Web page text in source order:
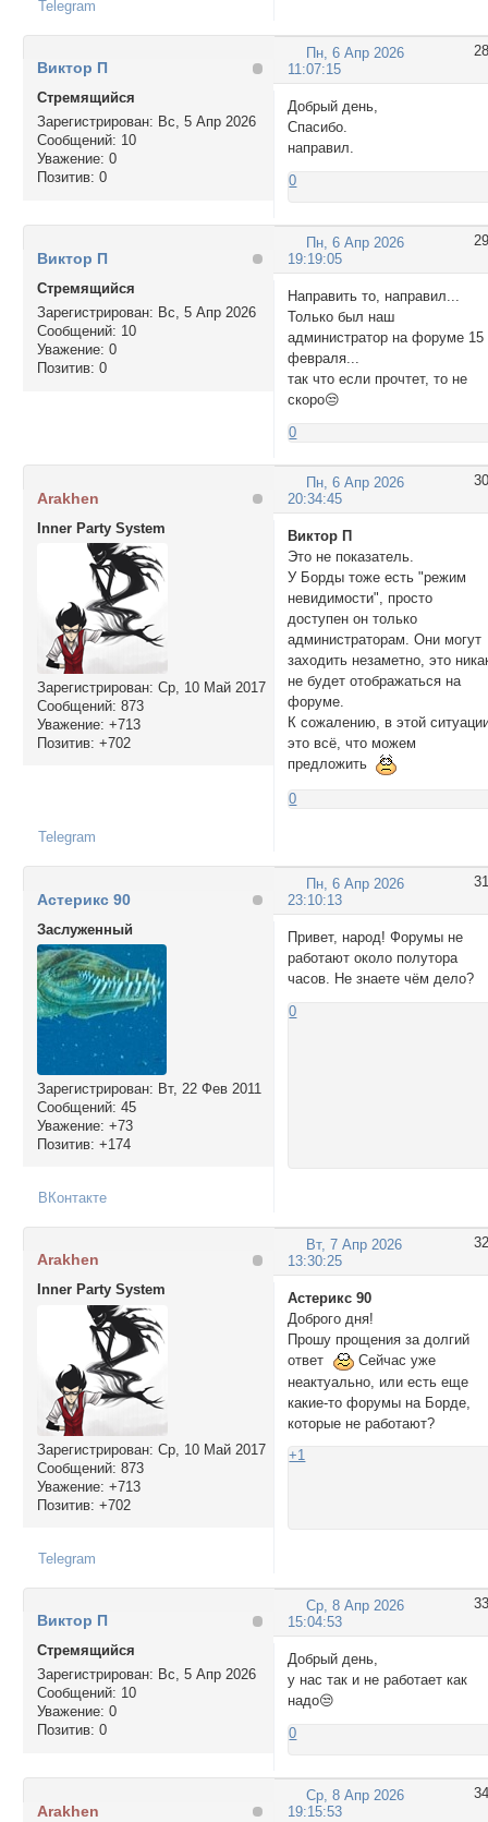
Telegram
28
Пн, 6 Апр 2026
11:07:15
Виктор П
Стремящийся
Зарегистрирован: Вс, 5 Апр 2026
Сообщений: 10
Уважение: 0
Позитив: 0
Добрый день,
Спасибо.
направил.
0
29
Пн, 6 Апр 2026
19:19:05
Виктор П
Стремящийся
Зарегистрирован: Вс, 5 Апр 2026
Сообщений: 10
Уважение: 0
Позитив: 0
Направить то, направил...
Только был наш
администратор на форуме 15
февраля...
так что если прочтет, то не
скоро😒
0
30
Пн, 6 Апр 2026
20:34:45
Arakhen
Inner Party System
Зарегистрирован: Ср, 10 Май 2017
Сообщений: 873
Уважение: +713
Позитив: +702
Виктор П
Это не показатель.
У Борды тоже есть "режим
невидимости", просто
доступен он только
администраторам. Они могут
заходить незаметно, это
не будет отображаться на
форуме.
К сожалению, в этой
это всё, что можем
предложить
0
Telegram
31
Пн, 6 Апр 2026
23:10:13
Астерикс 90
Заслуженный
Зарегистрирован: Вт, 22 Фев 2011
Сообщений: 45
Уважение: +73
Позитив: +174
Привет, народ! Форумы не
работают около полутора
часов. Не знаете чём дело?
0
ВКонтакте
32
Вт, 7 Апр 2026
13:30:25
Arakhen
Inner Party System
Зарегистрирован: Ср, 10 Май 2017
Сообщений: 873
Уважение: +713
Позитив: +702
Астерикс 90
Доброго дня!
Прошу прощения за долгий
ответ
Сейчас уже
неактуально, или есть еще
какие-то форумы на Борде,
которые не работают?
+1
Telegram
33
Ср, 8 Апр 2026
15:04:53
Виктор П
Стремящийся
Зарегистрирован: Вс, 5 Апр 2026
Сообщений: 10
Уважение: 0
Позитив: 0
Добрый день,
у нас так и не работает как
надо😒
0
34
Ср, 8 Апр 2026
19:15:53
Arakhen